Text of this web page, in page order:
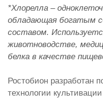
*Хлорелла –
обладающая богатым
составом.
животноводстве,
белка в качестве
Ростобион разработан
технологии